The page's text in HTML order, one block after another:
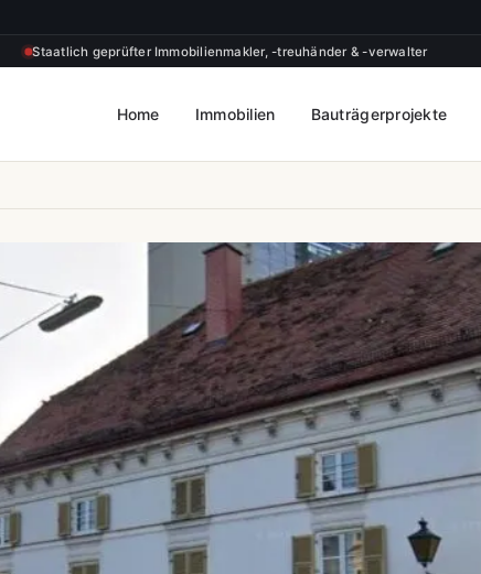
Staatlich geprüfter Immobilienmakler, -treuhänder & -verwalter
Home Immobilien Bauträgerprojekte